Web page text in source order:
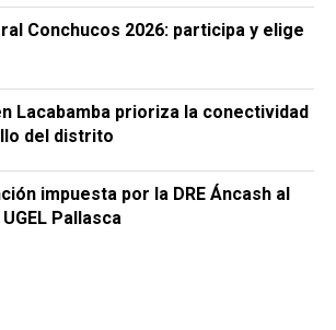
Conchucos 2026: participa y elige
Lacabamba prioriza la conectividad
del distrito
impuesta por la DRE Áncash al
Pallasca